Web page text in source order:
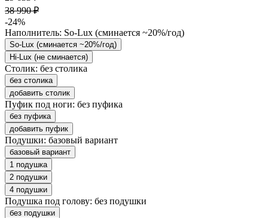
38 990 ₽
-24%
Наполнитель: So-Lux (cминается ~20%/год)
So-Lux (cминается ~20%/год)
Hi-Lux (не сминается)
Столик: без столика
без столика
добавить столик
Пуфик под ноги: без пуфика
без пуфика
добавить пуфик
Подушки: базовый вариант
базовый вариант
1 подушка
2 подушки
4 подушки
Подушка под голову: без подушки
без подушки